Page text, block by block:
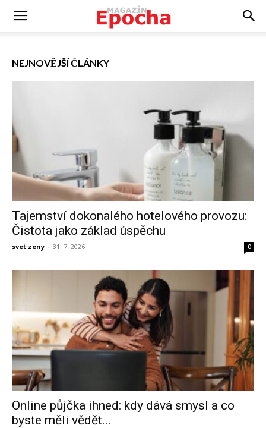
NEJNOVĚJŠÍ ČLÁNKY
Tajemství dokonalého hotelového provozu:
Čistota jako základ úspěchu
svet zeny - 31. 7. 2026 0
Online půjčka ihned: kdy dává smysl a co
byste měli vědět...